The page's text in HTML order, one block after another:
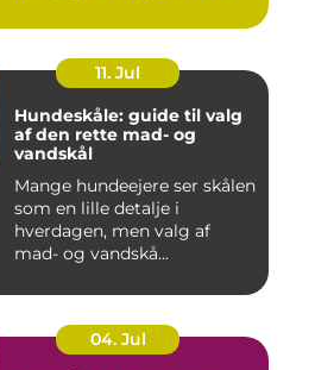
11. Jul
Hundeskåle: guide til valg
af den rette mad- og
vandskål
Mange hundeejere ser skålen
som en lille detalje i
hverdagen, men valg af
mad- og vandskå...
04. Jul